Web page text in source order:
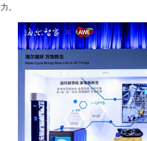
力。